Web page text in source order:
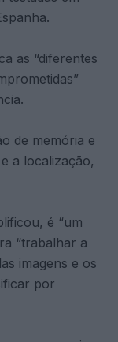
as “diferentes
de memória e
a localização,
é “um
“trabalhar a
imagens e os
por